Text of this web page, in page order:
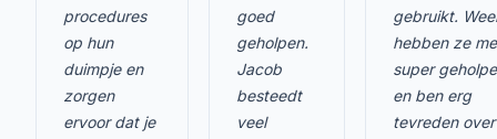
procedures
op hun
duimpje en
zorgen
ervoor dat je
goed
geholpen.
Jacob
besteedt
veel
gebruikt.
hebben ze me
super
en ben erg
tevreden over